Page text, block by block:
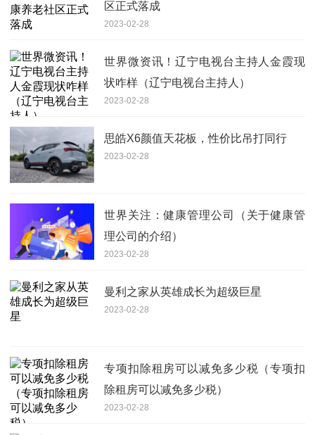
区正式落成
2023-02-28
世界微资讯！辽宁电视台主持人金霞现
状咋样（辽宁电视台主持人）
2023-02-28
思皓X6颜值天花板，性价比吊打同行
2023-02-28
世界关注：健康管理公司（关于健康管
理公司的介绍）
2023-02-28
曼利之家从英雄成长为超级巨星
2023-02-28
专项扣除租房可以减免多少税（专项扣
除租房可以减免多少税）
2023-02-28